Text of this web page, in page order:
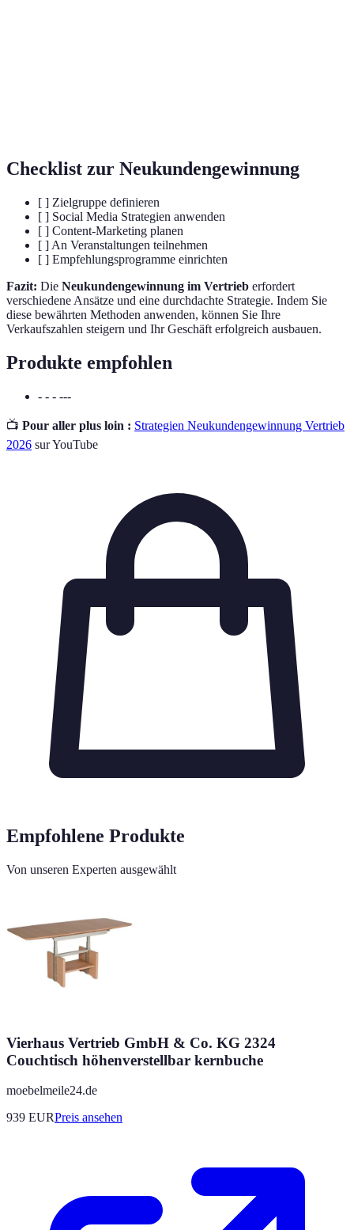
Checklist zur Neukundengewinnung
[ ] Zielgruppe definieren
[ ] Social Media Strategien anwenden
[ ] Content-Marketing planen
[ ] An Veranstaltungen teilnehmen
[ ] Empfehlungsprogramme einrichten
Fazit: Die Neukundengewinnung im Vertrieb erfordert
verschiedene Ansätze und eine durchdachte Strategie. Indem Sie
diese bewährten Methoden anwenden, können Sie Ihre
Verkaufszahlen steigern und Ihr Geschäft erfolgreich ausbauen.
Produkte empfohlen
- - - ---
📺 Pour aller plus loin : Strategien Neukundengewinnung Vertrieb
2026 sur YouTube
Empfohlene Produkte
Von unseren Experten ausgewählt
Vierhaus Vertrieb GmbH & Co. KG 2324
Couchtisch höhenverstellbar kernbuche
moebelmeile24.de
939 EURPreis ansehen